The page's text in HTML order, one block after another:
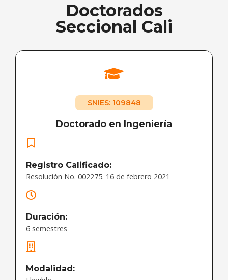
Doctorados
Seccional Cali
SNIES: 109848
Doctorado en Ingeniería
Registro Calificado:
Resolución No. 002275. 16 de febrero 2021
Duración:
6 semestres
Modalidad: